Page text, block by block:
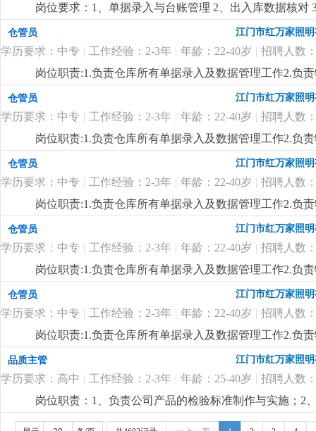
岗位要求：1、单据录入与台账管理 2、出入库数据核
悉进账、出账、委外流程熟悉的优先录用.熟悉仓库账
仓管员 江门市红万家照
学历要求：中专 | 工作经验：2-3年 | 年龄：22-40岁 | 招聘人数
岗位职责:1.负责仓库所有单据录入及数据管理工作2.负
限，中专及以上学历，18-35岁2.对数据敏感，有责任
细
仓管员 江门市红万家照
学历要求：中专 | 工作经验：2-3年 | 年龄：22-40岁 | 招聘人数
岗位职责:1.负责仓库所有单据录入及数据管理工作2.负
限，中专及以上学历，18-35岁2.对数据敏感，有责任
细
仓管员 江门市红万家照
学历要求：中专 | 工作经验：2-3年 | 年龄：22-40岁 | 招聘人数
岗位职责:1.负责仓库所有单据录入及数据管理工作2.负
限，中专及以上学历，18-35岁2.对数据敏感，有责任
细
仓管员 江门市红万家照
学历要求：中专 | 工作经验：2-3年 | 年龄：22-40岁 | 招聘人数
岗位职责:1.负责仓库所有单据录入及数据管理工作2.负
限，中专及以上学历，18-35岁2.对数据敏感，有责任
细
仓管员 江门市红万家照
学历要求：中专 | 工作经验：2-3年 | 年龄：22-40岁 | 招聘人数
岗位职责:1.负责仓库所有单据录入及数据管理工作2.负
限，中专及以上学历，18-35岁2.对数据敏感，有责任
细
品质主管 江门市红万家照
学历要求：高中 | 工作经验：2-3年 | 年龄：25-40岁 | 招聘人数
岗位职责：1、负责公司产品的检验标准制作与实施；2
与处理，必要时定期与供应商沟通，协助供应商建立完